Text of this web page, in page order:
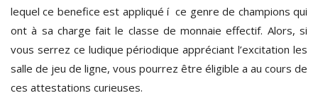
lequel ce benefice est appliqué í ce genre de champions qui
ont à sa charge fait le classe de monnaie effectif. Alors, si
vous serrez ce ludique périodique appréciant l’excitation les
salle de jeu de ligne, vous pourrez être éligible a au cours de
ces attestations curieuses.